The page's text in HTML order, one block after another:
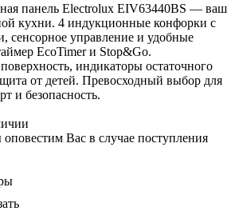
панель Electrolux EIV63440BS — ваш
кухни. 4 индукционные конфорки с
сенсорное управление и удобные
EcoTimer и Stop&Go.
индикаторы остаточного
от детей. Превосходный выбор для
и безопасность.
оповестим Вас в случае поступления